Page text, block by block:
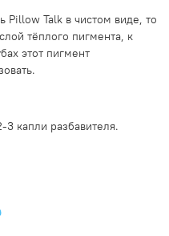
Pillow Talk в чистом виде, то
тёплого пигмента, к
этот пигмент
капли разбавителя.